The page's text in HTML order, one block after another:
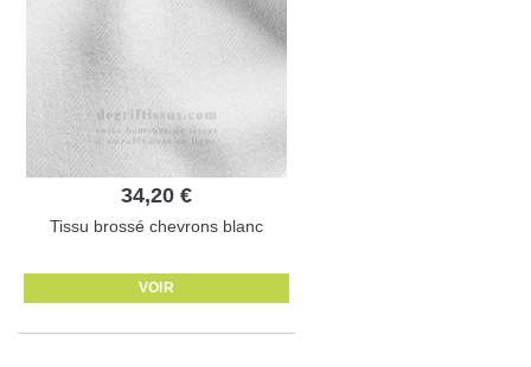
34,20 €
Tissu brossé chevrons blanc
VOIR